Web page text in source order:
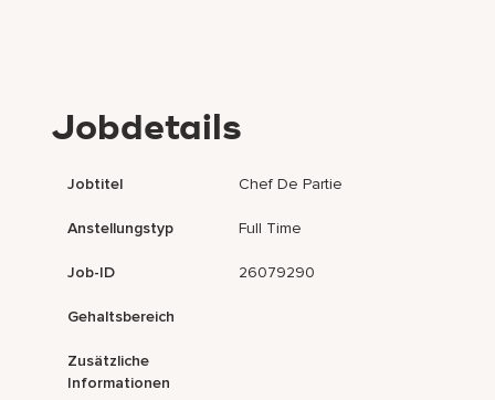
Jobdetails
Jobtitel Chef De Partie
Anstellungstyp Full Time
Job-ID 26079290
Gehaltsbereich
Zusätzliche
Informationen